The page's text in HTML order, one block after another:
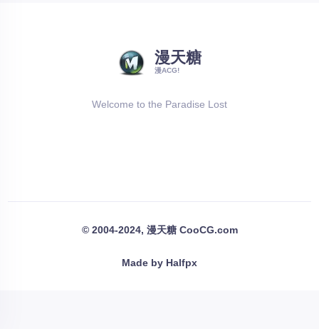
漫天糖
漫ACG!
Welcome to the Paradise Lost
© 2004-2024, 漫天糖 CooCG.com
Made by Halfpx